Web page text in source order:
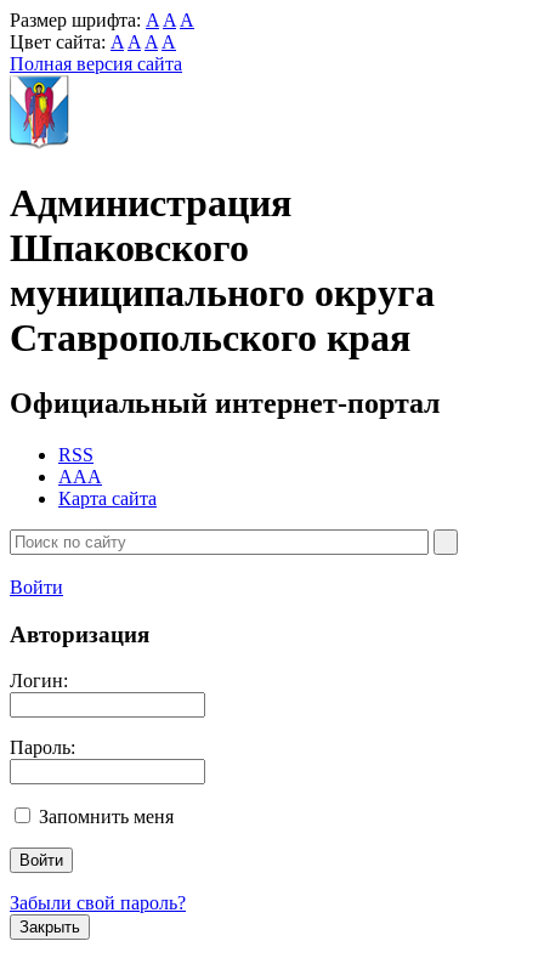
Размер шрифта: A A A
Цвет сайта: A A A A
Полная версия сайта
Администрация
Шпаковского
муниципального округа
Ставропольского края
Официальный интернет-портал
RSS
AAA
Карта сайта
Войти
Авторизация
Логин:
Пароль:
Запомнить меня
Забыли свой пароль?
Закрыть